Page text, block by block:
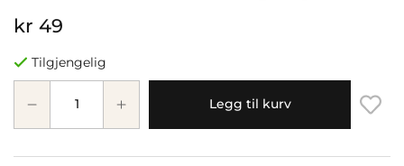
kr 49
Tilgjengelig
Legg til kurv